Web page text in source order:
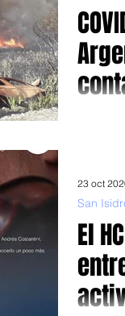
El
San
23 oct